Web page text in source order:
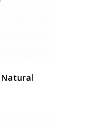
Natural